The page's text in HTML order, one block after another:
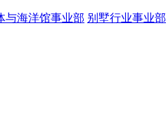
与海洋馆事业部 别墅行业事业部